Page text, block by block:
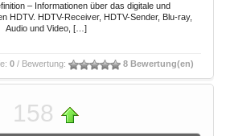
– Informationen über das digitale und
HDTV. HDTV-Receiver, HDTV-Sender, Blu-ray,
Audio und Video, […]
0/ Bewertung: 8 Bewertung(en)
158